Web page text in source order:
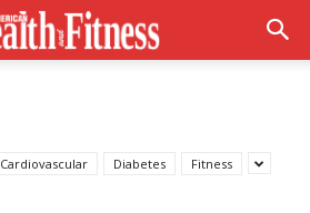
Cardiovascular Diabetes Fitness